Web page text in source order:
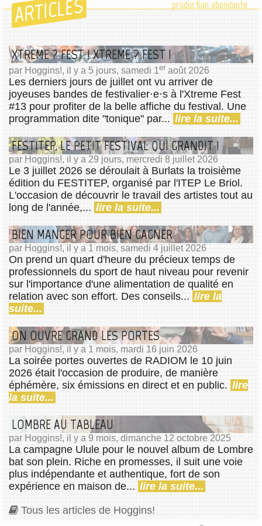
ARTICLES production abondante
XTREME ? FEST ! XTREME ? FEST !
par Hoggins!, il y a 5 jours, samedi 1er août 2026
Les derniers jours de juillet ont vu arriver de
joyeuses bandes de festivalier⋅e⋅s à l'Xtreme Fest
#13 pour profiter de la belle affiche du festival. Une
programmation dite "tonique" par... lire la suite...
FESTITEP, LE PETIT FESTIVAL QUI GRANDIT !
par Hoggins!, il y a 29 jours, mercredi 8 juillet 2026
Le 3 juillet 2026 se déroulait à Burlats la troisième
édition du FESTITEP, organisé par l'ITEP Le Briol.
L'occasion de découvrir le travail des artistes tout au
long de l'année,... lire la suite...
BIEN MANGER POUR BIEN GAGNER
par Hoggins!, il y a 1 mois, samedi 4 juillet 2026
On prend un quart d'heure du précieux temps de
professionnels du sport de haut niveau pour revenir
sur l'importance d'une alimentation de qualité en
relation avec son effort. Des conseils... lire la
suite...
ON OUVRE GRAND LES PORTES
par Hoggins!, il y a 1 mois, mardi 16 juin 2026
La soirée portes ouvertes de RADIOM le 10 juin
2026 était l'occasion de produire, de manière
éphémère, six émissions en direct et en public. lire
la suite...
LOMBRE AU TABLEAU
par Hoggins!, il y a 9 mois, dimanche 12 octobre 2025
La campagne Ulule pour le nouvel album de Lombre
bat son plein. Riche en promesses, il suit une voie
plus indépendante et authentique, fort de son
expérience en maison de... lire la suite...
Tous les articles de Hoggins!